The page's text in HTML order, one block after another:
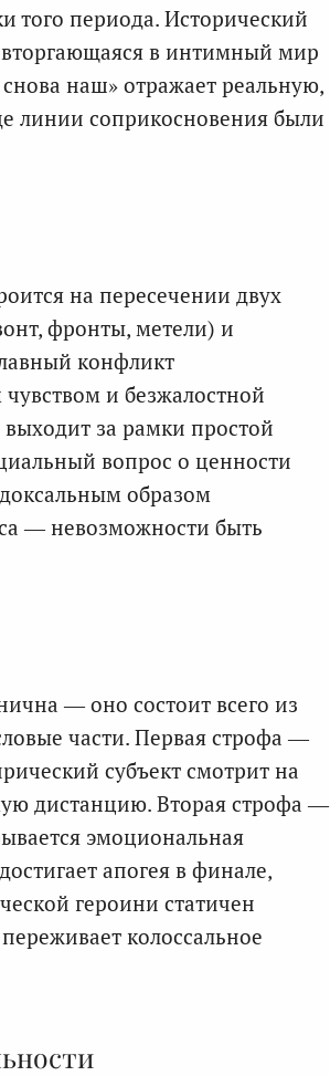
того периода. Исторический
вторгающаяся в интимный мир
наш» отражает реальную,
линии соприкосновения были
на пересечении двух
фронты, метели) и
конфликт
и безжалостной
за рамки простой
вопрос о ценности
образом
— невозможности быть
— оно состоит всего из
части. Первая строфа —
субъект смотрит на
дистанцию. Вторая строфа —
эмоциональная
апогея в финале,
героини статичен
колоссальное